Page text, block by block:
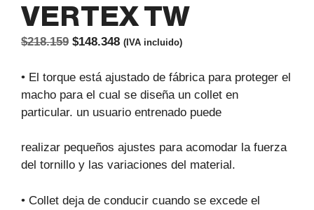
VERTEX TW
$218.159 El
original
era:
$218.159.
$148.348El
actual
es:
$148.348.
(IVA incluido)
• El torque está ajustado de fábrica para proteger el
macho para el cual se diseña un collet en
particular. un usuario entrenado puede
realizar pequeños ajustes para acomodar la fuerza
del tornillo y las variaciones del material.
• Collet deja de conducir cuando se excede el